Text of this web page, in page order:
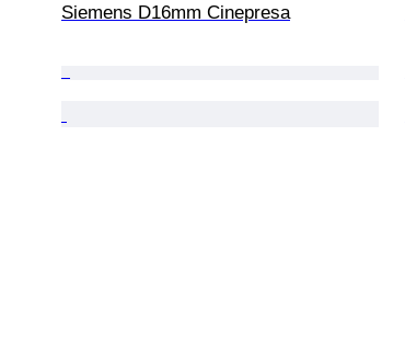
Siemens D16mm Cinepresa